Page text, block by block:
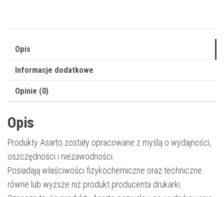
str.
black
Opis
Informacje dodatkowe
Opinie (0)
Opis
Produkty Asarto zostały opracowane z myślą o wydajności,
oszczędności i niezawodności.
Posiadają właściwości fizykochemiczne oraz techniczne
równe lub wyższe niż produkt producenta drukarki.